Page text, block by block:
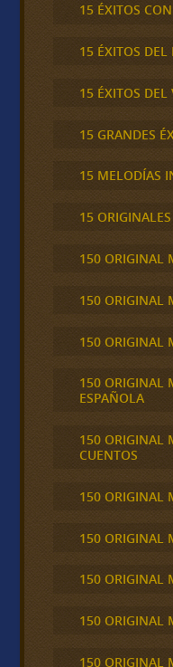
15 ÉXITOS
15 ÉXITOS
15 ÉXITOS DEL
15 GRANDES
15 MELODÍAS
15 ORIGINALES
150 ORIGINAL
150 ORIGINAL
150 ORIGINAL
150 ORIGINAL
ESPAÑOLA
150 ORIGINAL
CUENTOS
150 ORIGINAL
150 ORIGINAL
150 ORIGINAL
150 ORIGINAL
150 ORIGINAL